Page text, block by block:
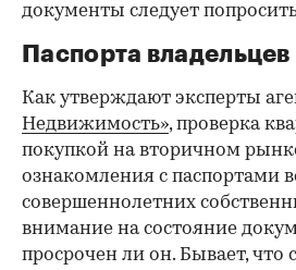
документы следует
Паспорта
Как утверждают эксперты
Недвижимость», проверка
покупкой на вторичном
ознакомления с паспортами
совершеннолетних
внимание на состояние
просрочен ли он. Бывает, что